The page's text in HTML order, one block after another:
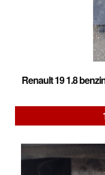
Renault 19 1.8